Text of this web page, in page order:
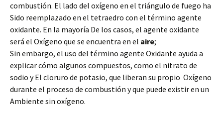
combustión. El lado del oxígeno en el triángulo de fuego ha
Sido reemplazado en el tetraedro con el término agente
oxidante. En la mayoría De los casos, el agente oxidante
será el Oxígeno que se encuentra en el aire;
Sin embargo, el uso del término agente Oxidante ayuda a
explicar cómo algunos compuestos, como el nitrato de
sodio y El cloruro de potasio, que liberan su propio Oxígeno
durante el proceso de combustión y que puede existir en un
Ambiente sin oxígeno.